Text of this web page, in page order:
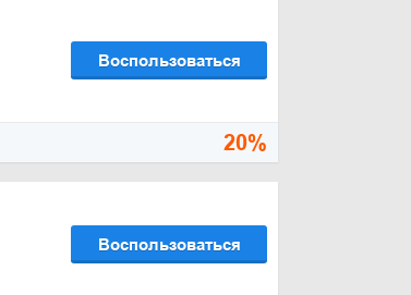
Воспользоваться
20%
Воспользоваться